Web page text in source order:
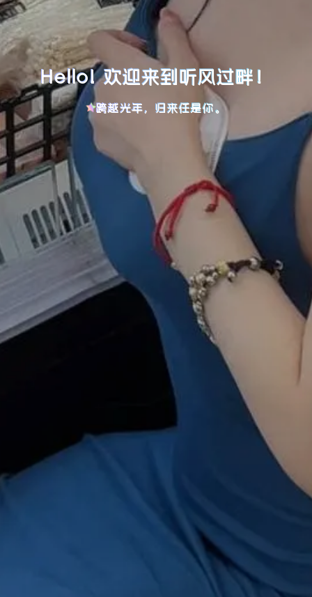
Hello! 欢迎来到听风过畔！
跨越光年，归来任是你。